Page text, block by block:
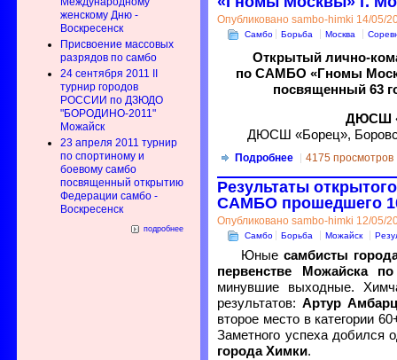
женскому Дню -
Воскресенск
Присвоение массовых
разрядов по самбо
24 сентября 2011 II
турнир городов
РОССИИ по ДЗЮДО
"БОРОДИНО-2011"
Можайск
23 апреля 2011 турнир
по спортиному и
боевому самбо
посвященный открытию
Федерации самбо -
Воскресенск
подробнее
Опубликовано sambo-himki 14/05/
Самбо Борьба Москва
Открытый лично-
по САМБО «Гномы
посвященный 63
ДЮСШ
ДЮСШ «Борец»,
Подробнее 4175 просмотров
Результаты
САМБО прошедшего
Опубликовано sambo-himki 12/05/
Самбо Борьба Можайск
Юныесамбисты
первенстве Можайска
минувшие выходные.
результатов:Артур
второе место в категории
Заметного успеха добился
города Химки.